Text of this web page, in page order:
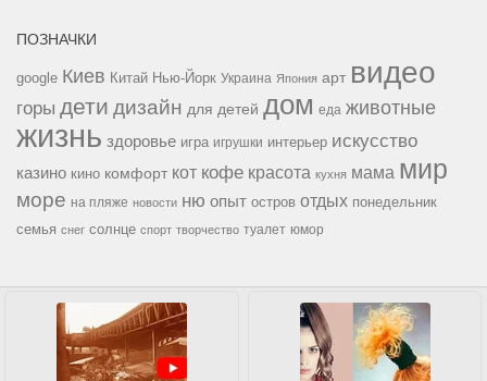
ПОЗНАЧКИ
google Киев Китай Нью-Йорк Украина Япония арт видео
горы дети дизайн для детей дом еда животные
жизнь здоровье игра игрушки интерьер искусство
казино кино комфорт кот кофе красота кухня мама мир
море на пляже новости ню опыт остров отдых понедельник
семья снег солнце спорт творчество туалет юмор